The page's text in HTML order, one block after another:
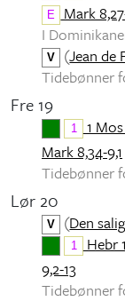
E
Mark
I
V (Jean de
Tidebønner
Fre 19
1 1 Mos
Mark 8,34-9,1
Tidebønner
Lør 20
V (Den
1 Hebr
9,2-13
Tidebønner